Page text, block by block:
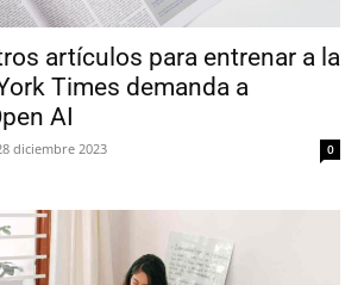
artículos para entrenar a la
Times demanda a
AI
diciembre 2023 0